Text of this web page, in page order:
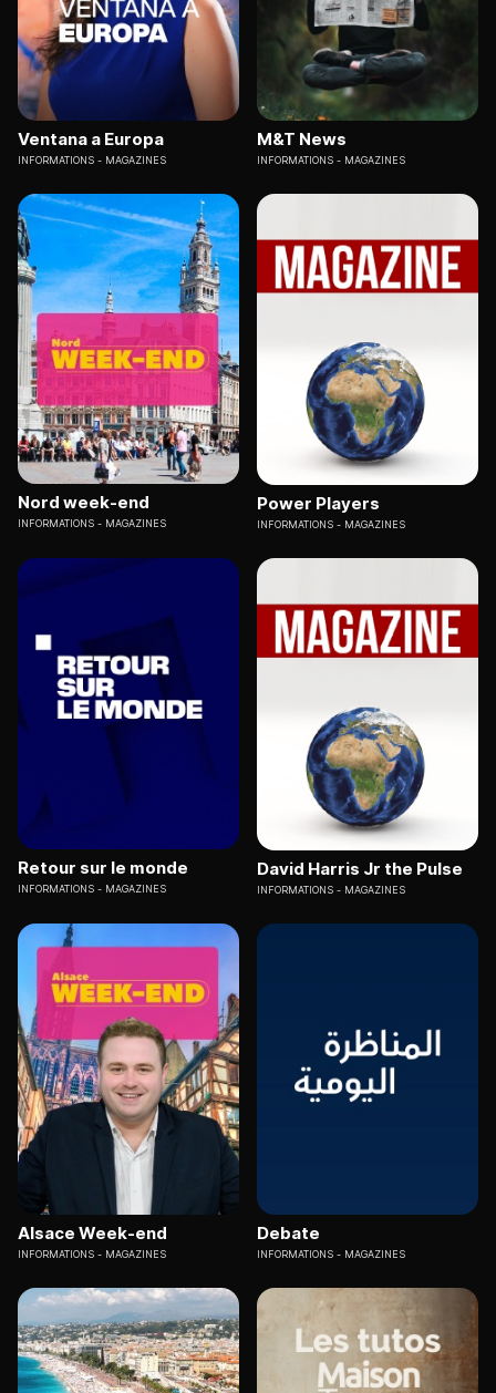
Ventana a Europa
INFORMATIONS MAGAZINES
M&T News
INFORMATIONS MAGAZINES
Nord week-end
INFORMATIONS MAGAZINES
Power Players
INFORMATIONS MAGAZINES
Retour sur le monde
INFORMATIONS MAGAZINES
David Harris Jr the Pulse
INFORMATIONS MAGAZINES
Alsace Week-end
INFORMATIONS MAGAZINES
Debate
INFORMATIONS MAGAZINES